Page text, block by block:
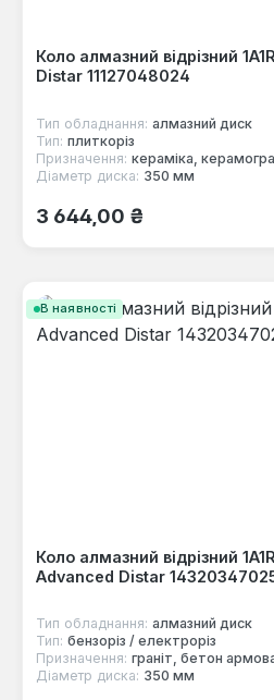
Коло алмазний відрізний
Distar 11127048024
Тип обладнання: алмазний диск
Тип: плиткоріз
Призначення: кераміка,
Діаметр диска: 350 мм
Звичайна ціна:
3 644,00 ₴
В наявності
Коло алмазний відрізний
Advanced Distar
Тип обладнання: алмазний диск
Тип: бензоріз / електроріз
Призначення: граніт, бетон
Діаметр диска: 350 мм